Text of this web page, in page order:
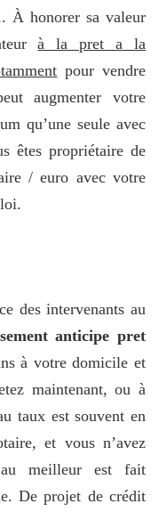
À honorer sa valeur
à la pret a la
pour vendre
augmenter votre
qu’une seule avec
êtes propriétaire de
/ euro avec votre
des intervenants au
anticipe pret
à votre domicile et
maintenant, ou à
taux est souvent en
et vous n’avez
meilleur est fait
De projet de crédit